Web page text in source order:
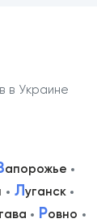
в Украине
апорожье
Луганск
Ровно